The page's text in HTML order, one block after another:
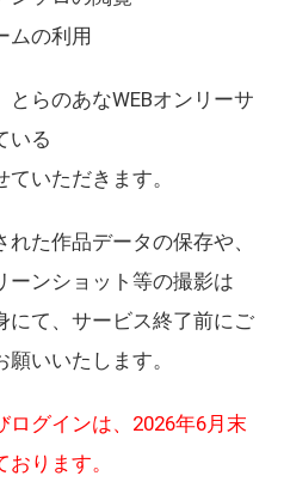
ムの利用
らのあなWEBオンリーサ
いる
いただきます。
た作品データの保存や、
ーンショット等の撮影は
にて、サービス終了前にご
いいたします。
グインは、2026年6月末
ります。